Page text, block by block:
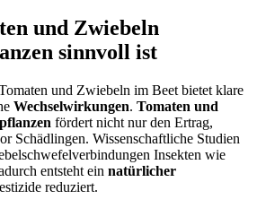
und Zwiebeln
sinnvoll ist
und Zwiebeln im Beet bietet klare
Wechselwirkungen. Tomaten und
fördert nicht nur den Ertrag,
Schädlingen. Wissenschaftliche Studien
Insekten wie
entsteht ein natürlicher
reduziert.